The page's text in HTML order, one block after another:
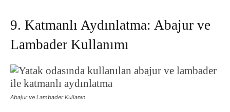
9. Katmanlı Aydınlatma: Abajur ve
Lambader Kullanımı
Abajur ve Lambader Kullanın